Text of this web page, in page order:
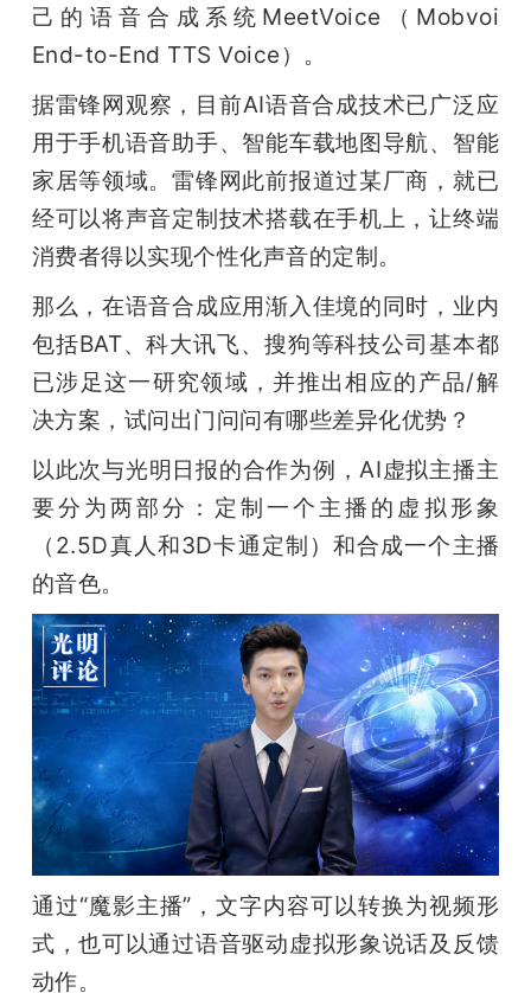
己的语音合成系统MeetVoice（Mobvoi
End-to-End TTS Voice）。
据雷锋网观察，目前AI语音合成技术已广泛应
用于手机语音助手、智能车载地图导航、智能
家居等领域。雷锋网此前报道过某厂商，就已
经可以将声音定制技术搭载在手机上，让终端
消费者得以实现个性化声音的定制。
那么，在语音合成应用渐入佳境的同时，业内
包括BAT、科大讯飞、搜狗等科技公司基本都
已涉足这一研究领域，并推出相应的产品/解
决方案，试问出门问问有哪些差异化优势？
以此次与光明日报的合作为例，AI虚拟主播主
要分为两部分：定制一个主播的虚拟形象
（2.5D真人和3D卡通定制）和合成一个主播
的音色。
通过“魔影主播”，文字内容可以转换为视频形
式，也可以通过语音驱动虚拟形象说话及反馈
动作。